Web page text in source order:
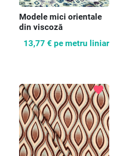
Modele mici orientale
din viscoză
13,77 € pe metru liniar
favorite